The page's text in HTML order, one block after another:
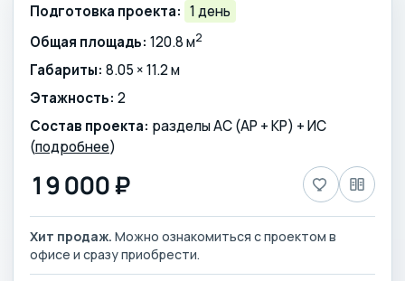
Подготовка проекта: 1 день
Общая площадь: 120.8 м2
Габариты: 8.05 × 11.2 м
Этажность: 2
Состав проекта: разделы АС (АР + КР) + ИС
(подробнее)
19 000 ₽
Хит продаж. Можно ознакомиться с проектом в
офисе и сразу приобрести.